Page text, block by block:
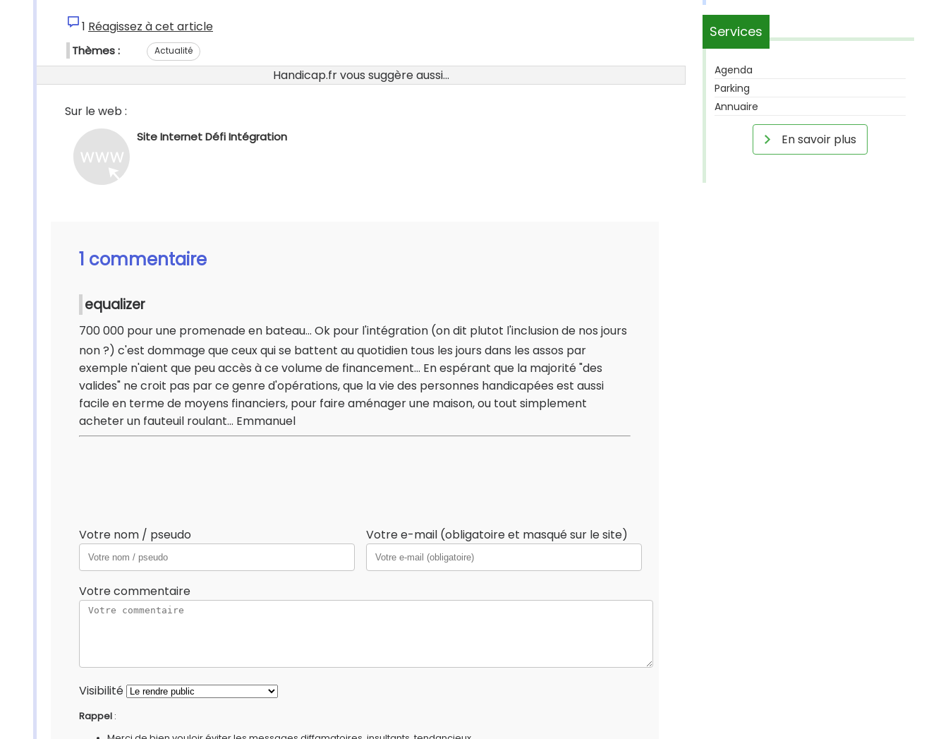
1 Réagissez à cet article
Thèmes : Actualité
Handicap.fr vous suggère aussi...
Sur le web :
Site Internet Défi Intégration
1 commentaire
equalizer
700 000 pour une promenade en bateau... Ok pour l'intégration (on dit plutot l'inclusion de nos jours
non ?) c'est dommage que ceux qui se battent au quotidien tous les jours dans les assos par
exemple n'aient que peu accès à ce volume de financement... En espérant que la majorité "des
valides" ne croit pas par ce genre d'opérations, que la vie des personnes handicapées est aussi
facile en terme de moyens financiers, pour faire aménager une maison, ou tout simplement
acheter un fauteuil roulant... Emmanuel
Votre nom / pseudo Votre e-mail (obligatoire et masqué sur le site)
Votre commentaire
Visibilité
Rappel :
Services
Agenda
Parking
Annuaire
En savoir plus